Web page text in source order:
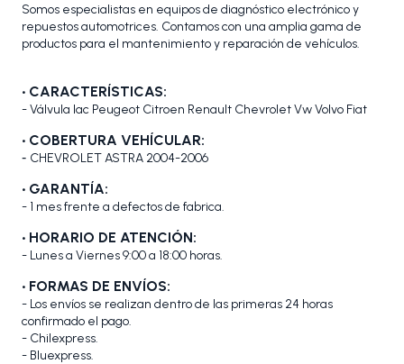
Somos especialistas en equipos de diagnóstico electrónico y
repuestos automotrices. Contamos con una amplia gama de
productos para el mantenimiento y reparación de vehículos.
• CARACTERÍSTICAS:
- Válvula Iac Peugeot Citroen Renault Chevrolet Vw Volvo Fiat
• COBERTURA VEHÍCULAR:
- CHEVROLET ASTRA 2004-2006
• GARANTÍA:
- 1 mes frente a defectos de fabrica.
• HORARIO DE ATENCIÓN:
- Lunes a Viernes 9:00 a 18:00 horas.
• FORMAS DE ENVÍOS:
- Los envíos se realizan dentro de las primeras 24 horas
confirmado el pago.
- Chilexpress.
- Bluexpress.